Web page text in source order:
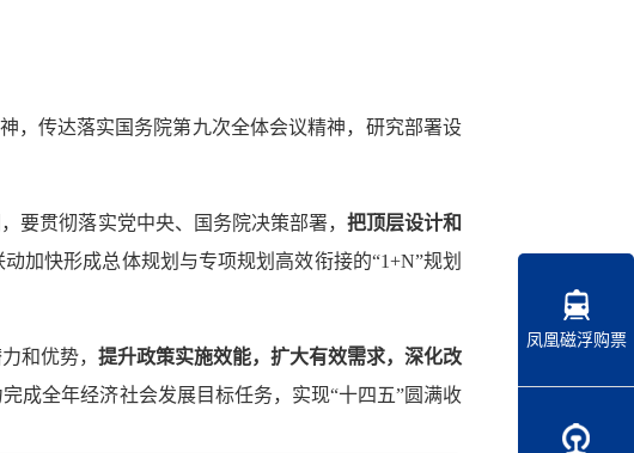
传达落实国务院第九次全体会议精神，研究部署设
贯彻落实党中央、国务院决策部署， 把顶层设计和
加快形成总体规划与专项规划高效衔接的“1+N”规划
和优势， 提升政策实施效能，扩大有效需求，深化改
成全年经济社会发展目标任务，实现“十四五”圆满收
凤凰磁浮购票